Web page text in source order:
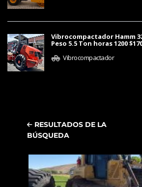
Vibrocompactador Hamm
Peso 5.5 Ton horas 1200
Vibrocompactador
RESULTADOS DE LA
BÚSQUEDA